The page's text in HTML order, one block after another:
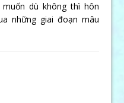
dù không thì hôn
những giai đoạn mâu